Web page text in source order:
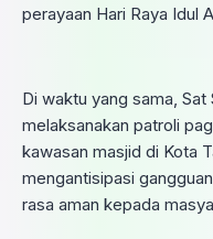
perayaan Hari Raya Idul
Di waktu yang sama,
melaksanakan patroli
kawasan masjid di Kota
mengantisipasi
rasa aman kepada